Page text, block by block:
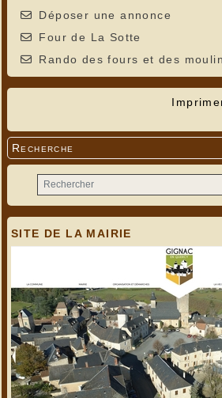
Déposer une annonce
Four de La Sotte
Rando des fours et des
Recherche
SITE DE LA MAIRIE